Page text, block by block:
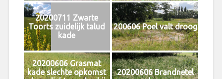
20200711 Zwarte
Toorts zuidelijk talud
kade
200606 Poel valt droog
20200606 Grasmat
kade slechte opkomst
20200606 Brandnetel